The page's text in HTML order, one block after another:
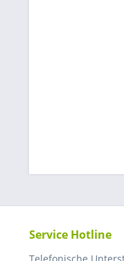
Service Hotline